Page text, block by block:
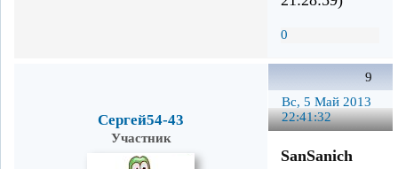
0
9
Вс, 5 Май 2013
22:41:32
Сергей54-43
Участник
SanSanich